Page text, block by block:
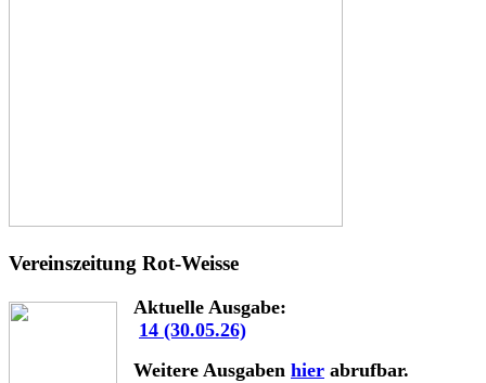
Vereinszeitung Rot-Weisse
Aktuelle Ausgabe:
14 (30.05.26)
Weitere Ausgaben hier abrufbar.